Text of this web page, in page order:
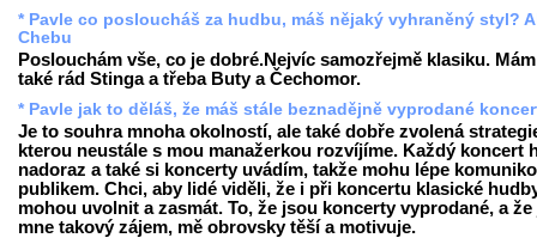
* Pavle co posloucháš za hudbu, máš nějaký vyhraněný styl?
Chebu
Poslouchám vše, co je dobré.Nejvíc samozřejmě klasiku.
také rád Stinga a třeba Buty a Čechomor.
* Pavle jak to děláš, že máš stále beznadějně vyprodané
Je to souhra mnoha okolností, ale také dobře zvolená
kterou neustále s mou manažerkou rozvíjíme. Každý koncert
nadoraz a také si koncerty uvádím, takže mohu lépe
publikem. Chci, aby lidé viděli, že i při koncertu klasické
mohou uvolnit a zasmát. To, že jsou koncerty vyprodané, a že
mne takový zájem, mě obrovsky těší a motivuje.